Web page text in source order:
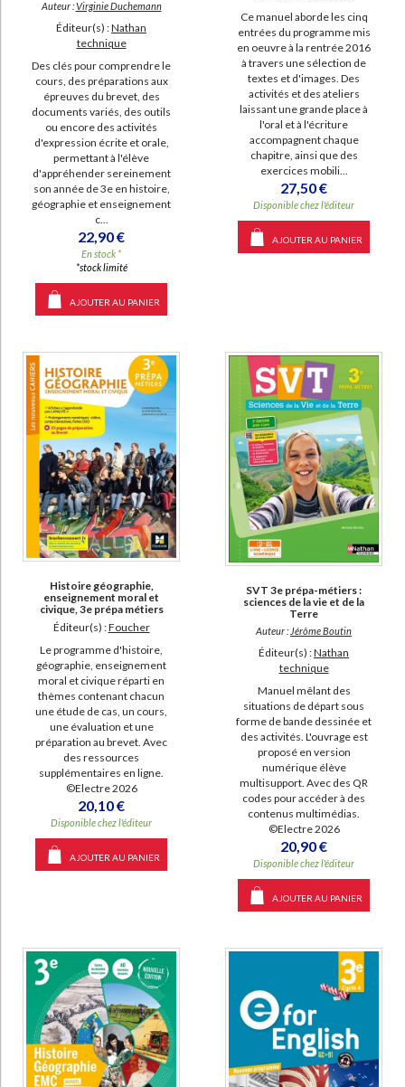
Auteur :Virginie Duchemann
Éditeur(s) :Nathan
technique
Des clés pour comprendre le
cours, des préparations aux
épreuves du brevet, des
documents variés, des outils
ou encore des activités
d'expression écrite et orale,
permettant à l'élève
d'appréhender sereinement
son année de 3e en histoire,
géographie et enseignement
c...
22,90 €
En stock *
*stock limité
AJOUTER AU PANIER
Ce manuel aborde les cinq
entrées du programme mis
en oeuvre à la rentrée 2016
à travers une sélection de
textes et d'images. Des
activités et des ateliers
laissant une grande place à
l'oral et à l'écriture
accompagnent chaque
chapitre, ainsi que des
exercices mobili...
27,50 €
Disponible chez l'éditeur
AJOUTER AU PANIER
Histoire géographie,
enseignement moral et
civique, 3e prépa métiers
Éditeur(s) :Foucher
Le programme d'histoire,
géographie, enseignement
moral et civique réparti en
thèmes contenant chacun
une étude de cas, un cours,
une évaluation et une
préparation au brevet. Avec
des ressources
supplémentaires en ligne.
©Electre 2026
20,10 €
Disponible chez l'éditeur
AJOUTER AU PANIER
SVT 3e prépa-métiers :
sciences de la vie et de la
Terre
Auteur : Jérôme Boutin
Éditeur(s) :Nathan
technique
Manuel mêlant des
situations de départ sous
forme de bande dessinée et
des activités. L'ouvrage est
proposé en version
numérique élève
multisupport. Avec des QR
codes pour accéder à des
contenus multimédias.
©Electre 2026
20,90 €
Disponible chez l'éditeur
AJOUTER AU PANIER